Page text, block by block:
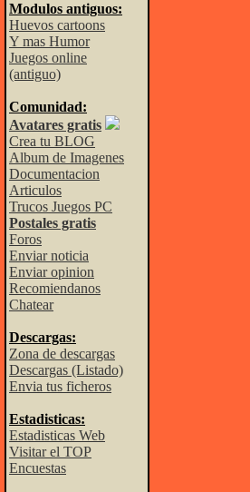
Modulos antiguos:
Huevos cartoons
Y mas Humor
Juegos online
(antiguo)
Comunidad:
Avatares gratis
Crea tu BLOG
Album de Imagenes
Documentacion
Articulos
Trucos Juegos PC
Postales gratis
Foros
Enviar noticia
Enviar opinion
Recomiendanos
Chatear
Descargas:
Zona de descargas
Descargas (Listado)
Envia tus ficheros
Estadisticas:
Estadisticas Web
Visitar el TOP
Encuestas